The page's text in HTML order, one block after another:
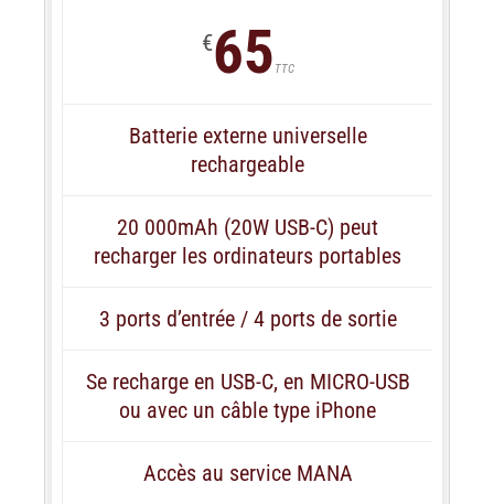
€65 TTC
Batterie externe universelle
rechargeable
20 000mAh (20W USB-C) peut
recharger les ordinateurs portables
3 ports d’entrée / 4 ports de sortie
Se recharge en USB-C, en MICRO-USB
ou avec un câble type iPhone
Accès au service MANA